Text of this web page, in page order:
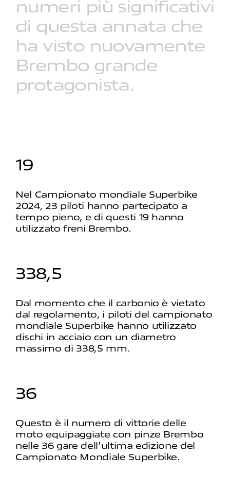
numeri più significativi
di questa annata che
ha visto nuovamente
Brembo grande
protagonista.
19
Nel Campionato mondiale Superbike
2024, 23 piloti hanno partecipato a
tempo pieno, e di questi 19 hanno
utilizzato freni Brembo.
338,5
Dal momento che il carbonio è vietato
dal regolamento, i piloti del campionato
mondiale Superbike hanno utilizzato
dischi in acciaio con un diametro
massimo di 338,5 mm.
36
Questo è il numero di vittorie delle
moto equipaggiate con pinze Brembo
nelle 36 gare dell'ultima edizione del
Campionato Mondiale Superbike.